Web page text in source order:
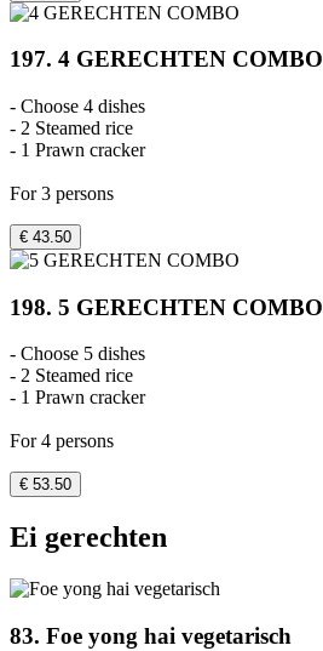
197. 4 GERECHTEN COMBO
- Choose 4 dishes
- 2 Steamed rice
- 1 Prawn cracker
For 3 persons
€ 43.50
198. 5 GERECHTEN COMBO
- Choose 5 dishes
- 2 Steamed rice
- 1 Prawn cracker
For 4 persons
€ 53.50
Ei gerechten
83. Foe yong hai vegetarisch